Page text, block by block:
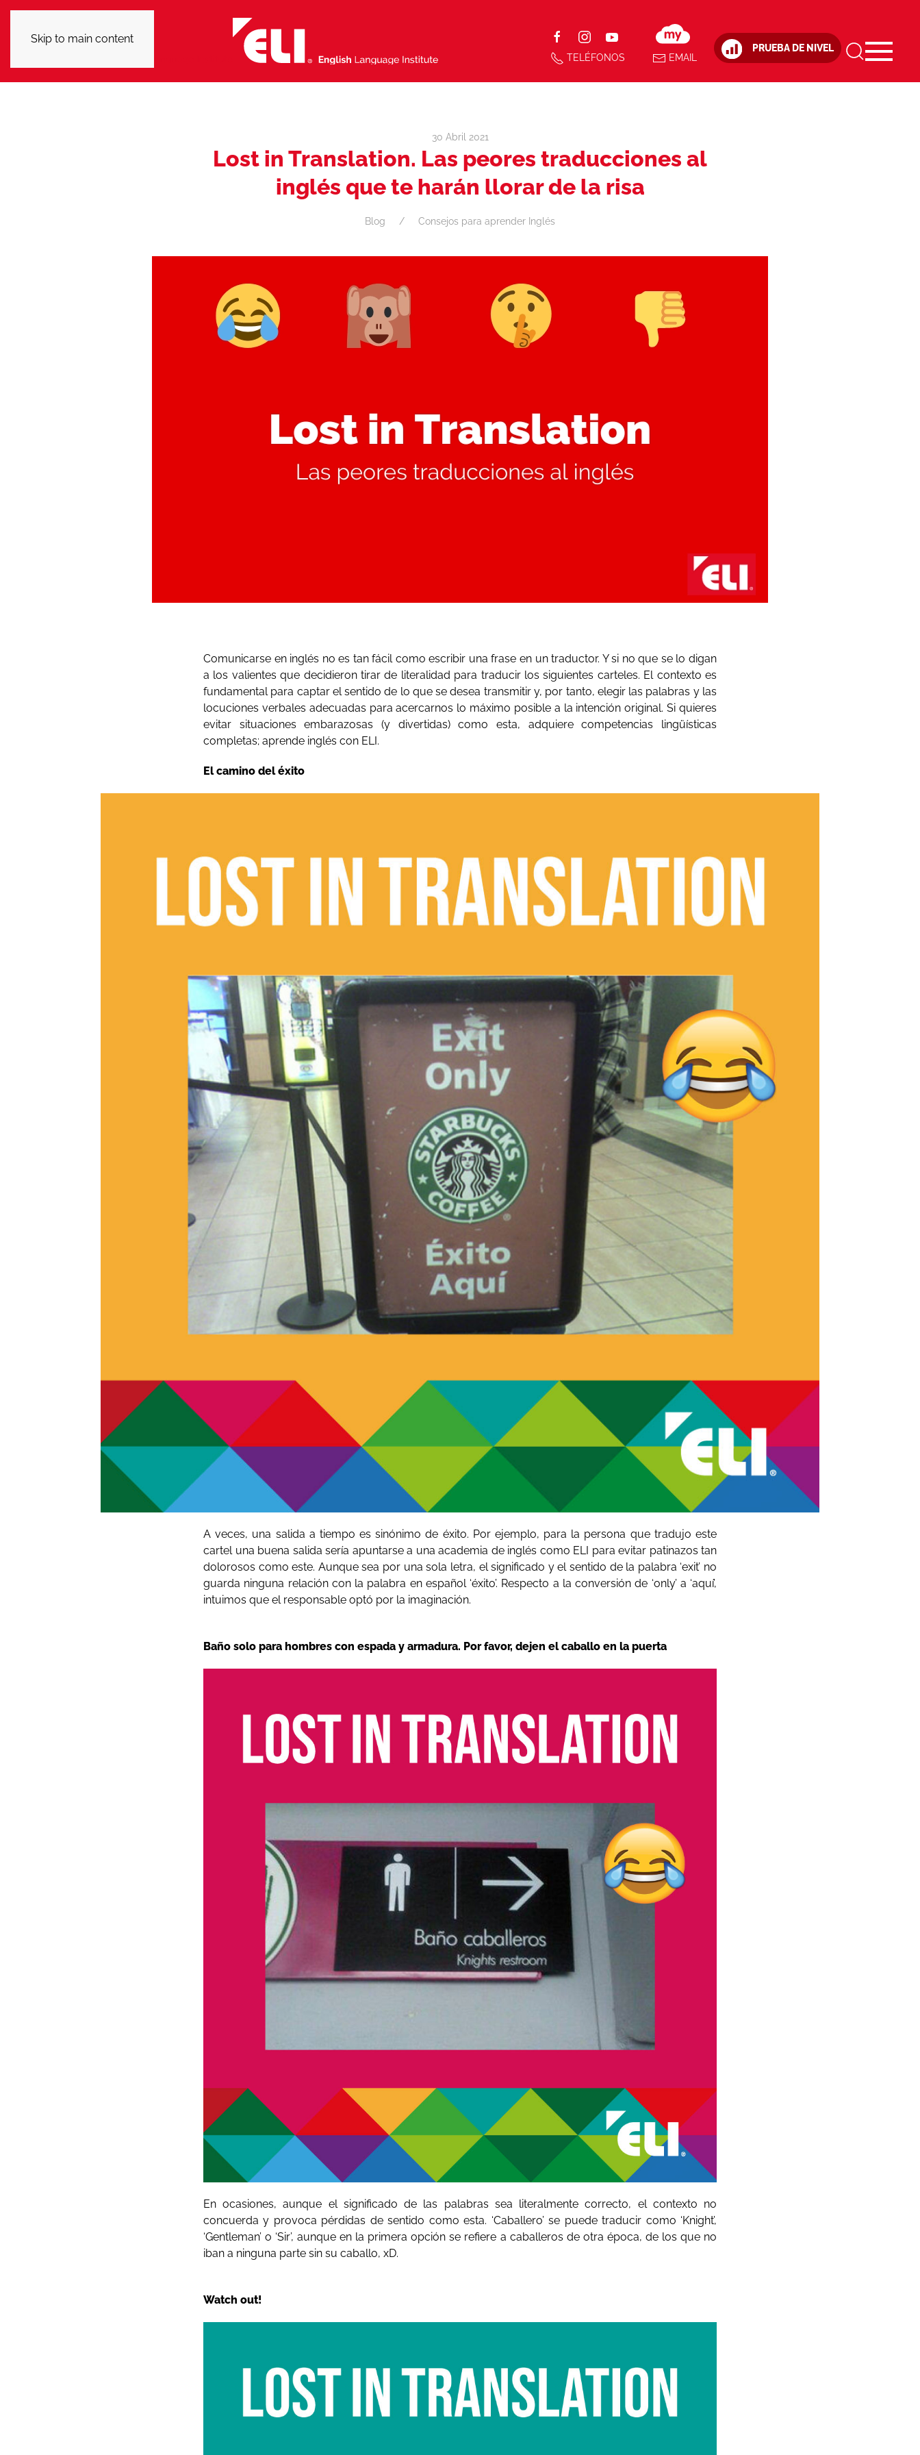
Skip to main content
TELÉFONOS EMAIL
PRUEBA DE NIVEL
30 Abril 2021
Lost in Translation. Las peores traducciones al
inglés que te harán llorar de la risa
Blog Consejos para aprender Inglés
Comunicarse en inglés no es tan fácil como escribir una frase en un traductor. Y si no que se lo digan
a los valientes que decidieron tirar de literalidad para traducir los siguientes carteles. El contexto es
fundamental para captar el sentido de lo que se desea transmitir y, por tanto, elegir las palabras y las
locuciones verbales adecuadas para acercarnos lo máximo posible a la intención original. Si quieres
evitar situaciones embarazosas (y divertidas) como esta, adquiere competencias lingüísticas
completas; aprende inglés con ELI.
El camino del éxito
A veces, una salida a tiempo es sinónimo de éxito. Por ejemplo, para la persona que tradujo este
cartel una buena salida sería apuntarse a una academia de inglés como ELI para evitar patinazos tan
dolorosos como este. Aunque sea por una sola letra, el significado y el sentido de la palabra ‘exit’ no
guarda ninguna relación con la palabra en español ‘éxito’. Respecto a la conversión de ‘only’ a ‘aquí’,
intuimos que el responsable optó por la imaginación.
Baño solo para hombres con espada y armadura. Por favor, dejen el caballo en la puerta
En ocasiones, aunque el significado de las palabras sea literalmente correcto, el contexto no
concuerda y provoca pérdidas de sentido como esta. ‘Caballero’ se puede traducir como ‘Knight’,
‘Gentleman’ o ‘Sir’, aunque en la primera opción se refiere a caballeros de otra época, de los que no
iban a ninguna parte sin su caballo, xD.
Watch out!